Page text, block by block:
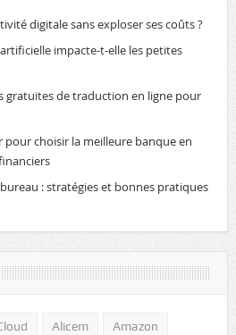
digitale sans exploser ses coûts ?
impacte-t-elle les petites
gratuites de traduction en ligne pour
pour choisir la meilleure banque en
: stratégies et bonnes pratiques
Alicem Amazon